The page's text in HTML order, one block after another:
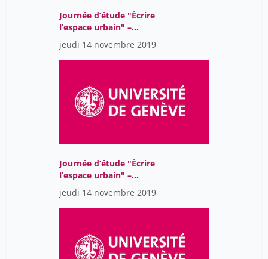
Journée d’étude "Écrire
l’espace urbain" ­–
Session 4 : Scénarisation
et fiction
jeudi 14 novembre 2019
Journée d’étude "Écrire
l’espace urbain" ­–
Session 2 : Imaginaire et
mythologie
jeudi 14 novembre 2019